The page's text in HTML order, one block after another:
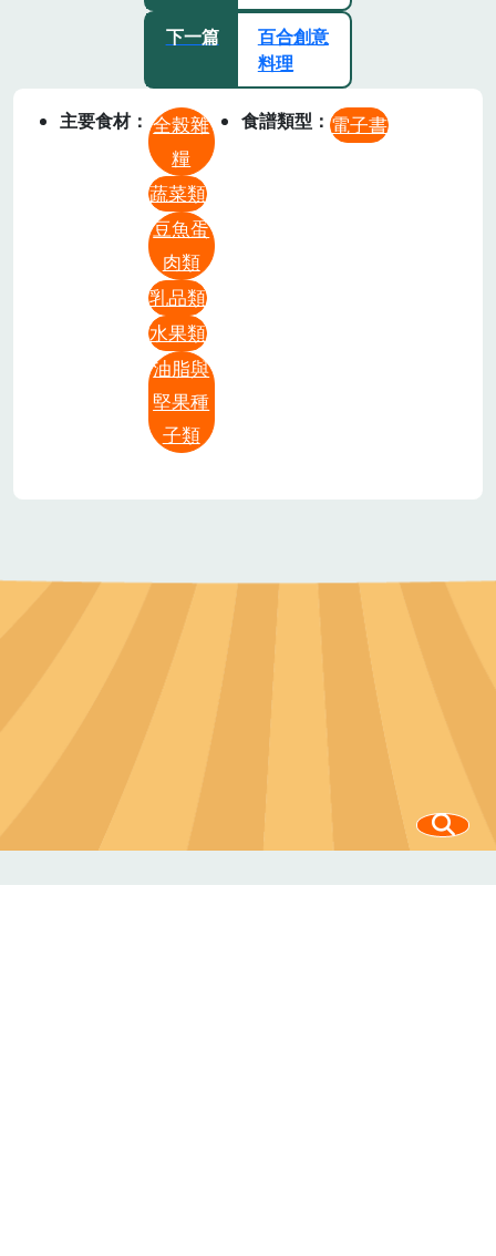
下一篇
百合創意
料理
主要食材
全榖雜
糧
蔬菜類
豆魚蛋
肉類
乳品類
水果類
油脂與
堅果種
子類
食譜類型 電子書